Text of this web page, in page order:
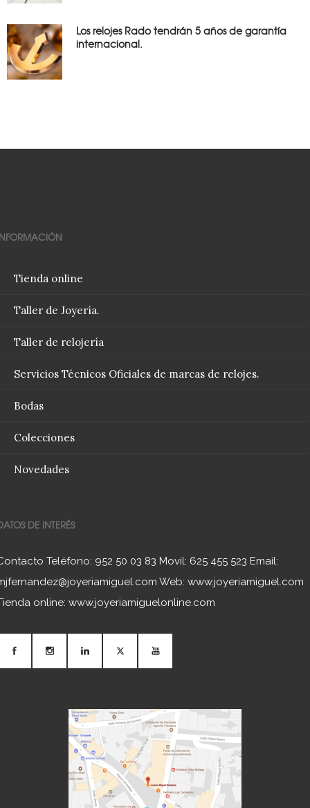
Los relojes Rado tendrán 5 años de garantía
internacional.
Tienda online
Taller de Joyería.
Taller de relojería
Servicios Técnicos Oficiales de marcas de relojes.
Bodas
Colecciones
Novedades
DE INTERÉS
Teléfono: 952 50 03 83 Movil: 625 455 523 Email:
Web: www.joyeriamiguel.com
online: www.joyeriamiguelonline.com